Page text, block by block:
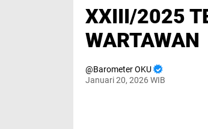
XXIII/2025
WARTAWAN
Barometer OKU
Januari 20, 2026 WIB